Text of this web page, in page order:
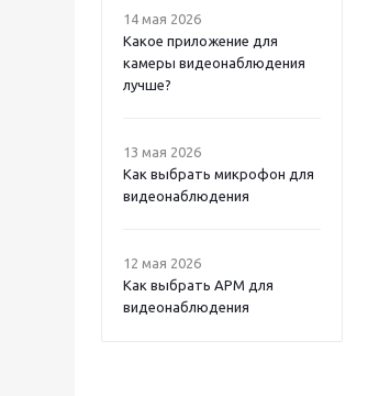
14 мая 2026
Какое приложение для
камеры видеонаблюдения
лучше?
13 мая 2026
Как выбрать микрофон для
видеонаблюдения
12 мая 2026
Как выбрать APM для
видеонаблюдения